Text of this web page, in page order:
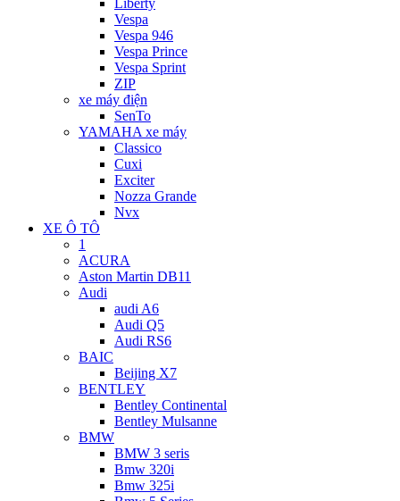
Vespa
Vespa 946
Vespa Prince
Vespa Sprint
ZIP
xe máy điện
SenTo
YAMAHA xe máy
Classico
Cuxi
Exciter
Nozza Grande
Nvx
XE Ô TÔ
1
ACURA
Aston Martin DB11
Audi
audi A6
Audi Q5
Audi RS6
BAIC
Beijing X7
BENTLEY
Bentley Continental
Bentley Mulsanne
BMW
BMW 3 seris
Bmw 320i
Bmw 325i